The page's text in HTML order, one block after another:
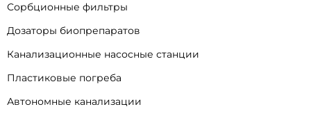
Сорбционные фильтры
Дозаторы биопрепаратов
Канализационные насосные станции
Пластиковые погреба
Автономные канализации